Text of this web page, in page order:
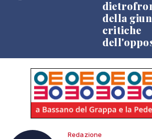
della
critiche
Redazione